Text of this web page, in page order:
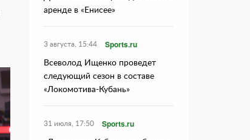
аренде в «Енисее»
3 августа, 15:44 Sports.ru
Всеволод Ищенко проведет
следующий сезон в составе
«Локомотива-Кубань»
31 июля, 17:50 Sports.ru